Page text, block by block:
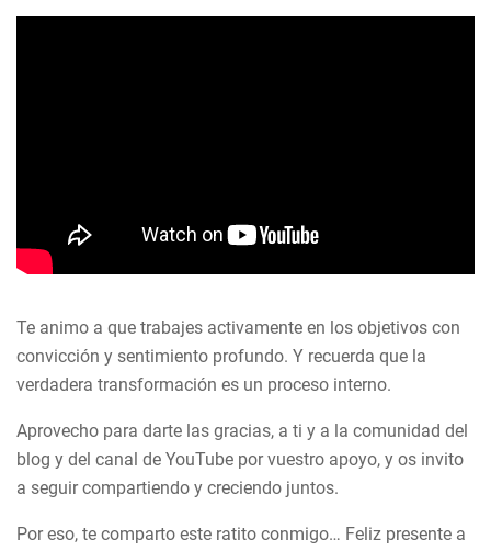
Te animo a que trabajes activamente en los objetivos con
convicción y sentimiento profundo. Y recuerda que la
verdadera transformación es un proceso interno.
Aprovecho para darte las gracias, a ti y a la comunidad del
blog y del canal de YouTube por vuestro apoyo, y os invito
a seguir compartiendo y creciendo juntos.
Por eso, te comparto este ratito conmigo… Feliz presente a